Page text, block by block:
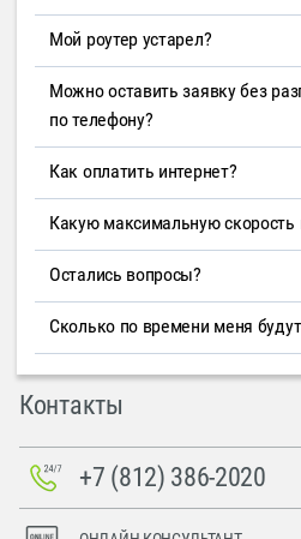
Мой роутер устарел?
Можно оставить заявку без
по телефону?
Как оплатить интернет?
Какую максимальную
Остались вопросы?
Сколько по времени меня
Контакты
+7 (812) 386-2020